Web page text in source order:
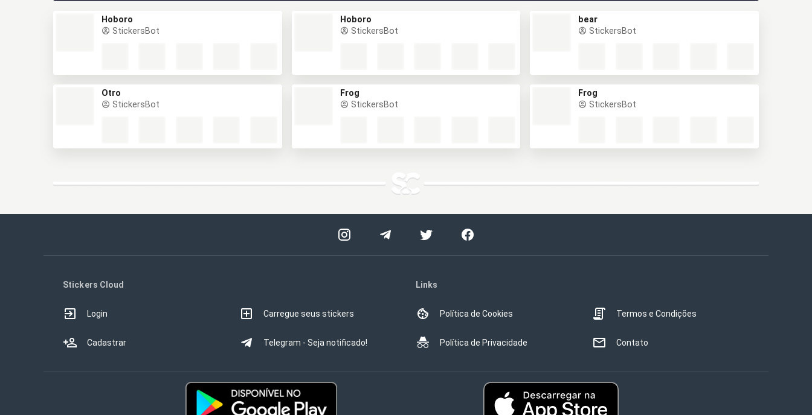
Hoboro
StickersBot
Hoboro
StickersBot
bear
StickersBot
Otro
StickersBot
Frog
StickersBot
Frog
StickersBot
Stickers Cloud
Login
Cadastrar
Carregue seus stickers
Telegram - Seja notificado!
Links
Política de Cookies
Política de Privacidade
Termos e Condições
Contato